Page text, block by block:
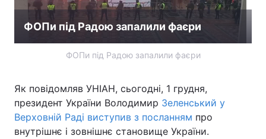
ФОПи під Радою запалили фаєри
ФОПи під Радою запалили фаєри
Як повідомляв УНІАН, сьогодні, 1 грудня,
президент України Володимир Зеленський у
Верховній Раді виступив з посланням про
внутрішнє і зовнішнє становище України.